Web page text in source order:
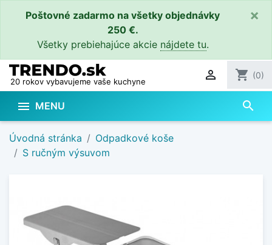
Poštovné zadarmo na všetky objednávky
250 €.
Všetky prebiehajúce akcie nájdete tu.
×
20 rokov vybavujeme vaše kuchyne  shopping_cart (0)
 MENU search
Úvodná stránka
Odpadkové koše
S ručným výsuvom